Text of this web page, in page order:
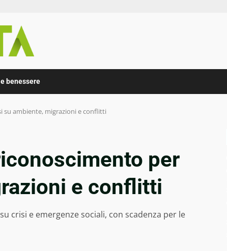
benessere
su ambiente, migrazioni e conflitti
per
e conflitti
crisi e emergenze sociali, con scadenza per le